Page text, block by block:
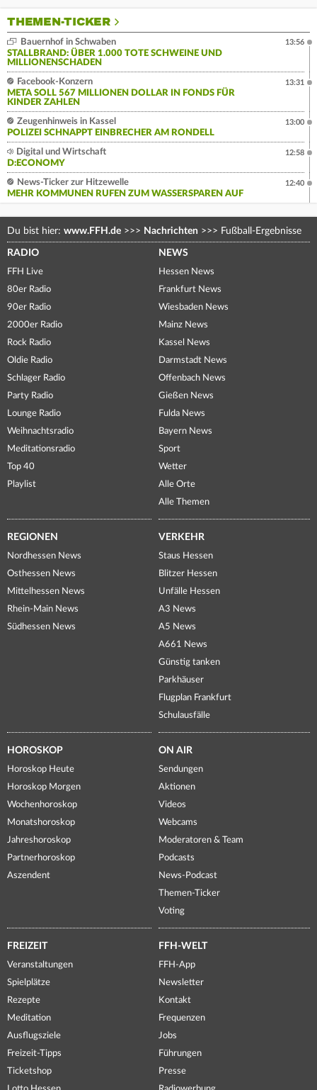
THEMEN-TICKER
Bauernhof in Schwaben
STALLBRAND: ÜBER 1.000 TOTE SCHWEINE UND
MILLIONENSCHADEN
13:56
Facebook-Konzern
META SOLL 567 MILLIONEN DOLLAR IN FONDS FÜR
KINDER ZAHLEN
13:31
Zeugenhinweis in Kassel
POLIZEI SCHNAPPT EINBRECHER AM RONDELL
13:00
Digital und Wirtschaft
D:ECONOMY
12:58
News-Ticker zur Hitzewelle
MEHR KOMMUNEN RUFEN ZUM WASSERSPAREN AUF
12:40
Du bist hier: www.FFH.de >>> Nachrichten >>> Fußball-Ergebnisse
RADIO
FFH Live
80er Radio
90er Radio
2000er Radio
Rock Radio
Oldie Radio
Schlager Radio
Party Radio
Lounge Radio
Weihnachtsradio
Meditationsradio
Top 40
Playlist
NEWS
Hessen News
Frankfurt News
Wiesbaden News
Mainz News
Kassel News
Darmstadt News
Offenbach News
Gießen News
Fulda News
Bayern News
Sport
Wetter
Alle Orte
Alle Themen
REGIONEN
Nordhessen News
Osthessen News
Mittelhessen News
Rhein-Main News
Südhessen News
VERKEHR
Staus Hessen
Blitzer Hessen
Unfälle Hessen
A3 News
A5 News
A661 News
Günstig tanken
Parkhäuser
Flugplan Frankfurt
Schulausfälle
HOROSKOP
Horoskop Heute
Horoskop Morgen
Wochenhoroskop
Monatshoroskop
Jahreshoroskop
Partnerhoroskop
Aszendent
ON AIR
Sendungen
Aktionen
Videos
Webcams
Moderatoren & Team
Podcasts
News-Podcast
Themen-Ticker
Voting
FREIZEIT
Veranstaltungen
Spielplätze
Rezepte
Meditation
Ausflugsziele
Freizeit-Tipps
Ticketshop
FFH-WELT
FFH-App
Newsletter
Kontakt
Frequenzen
Jobs
Führungen
Presse